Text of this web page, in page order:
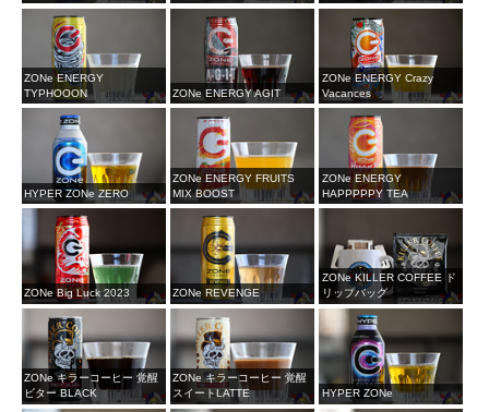
ZONe ENERGY
TYPHOOON
ZONe ENERGY AGIT
ZONe ENERGY Crazy
Vacances
HYPER ZONe ZERO
ZONe ENERGY FRUITS
MIX BOOST
ZONe ENERGY
HAPPPPPY TEA
ZONe Big Luck 2023 ZONe REVENGE
ZONe KILLER COFFEE ド
リップバッグ
ZONe キラーコーヒー 覚醒
ビター BLACK
ZONe キラーコーヒー 覚醒
スイートLATTE
HYPER ZONe